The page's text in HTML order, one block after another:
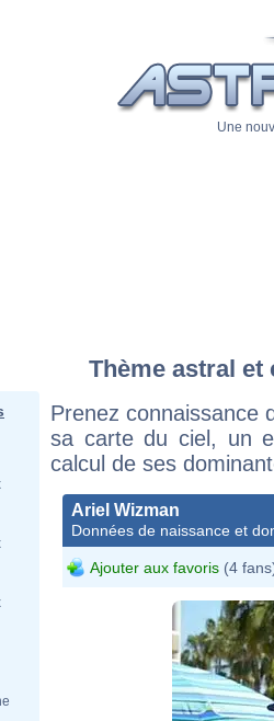
Une
Thème astral et
Prenez connaissance
sa carte du ciel, un
calcul de ses
Ariel Wizman
Données de naissance et
Ajouter aux favoris (4